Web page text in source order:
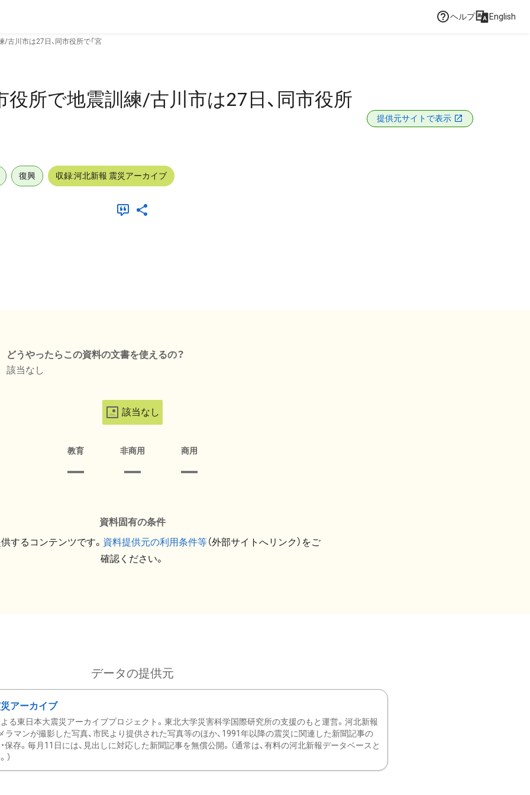
ヘルプ English
川市は27日、同市役所で「宮
所で地震訓練/古川市は27日、同市役所
提供元サイトで表示
復興 収録:河北新報 震災アーカイブ
どうやったらこの資料の文書を使えるの？
該当なし
該当なし
教育 非商用 商用
資料固有の条件
するコンテンツです。 資料提供元の利用条件等（外部サイトへリンク）をご
確認ください。
データの提供元
アーカイブ
る東日本大震災アーカイブプロジェクト。東北大学災害科学国際研究所の支援のもと運営。河北新報
ラマンが撮影した写真、市民より提供された写真等のほか、1991年以降の震災に関連した新聞記事の
保存。毎月11日には、見出しに対応した新聞記事を無償公開。（通常は、有料の河北新報データベースと
）